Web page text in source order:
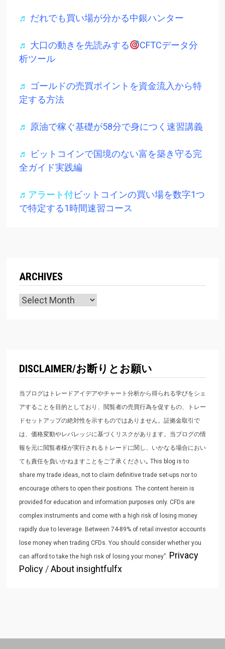
♬ だれでも買い場が分かる中銀ハンター
♬ 大口の動きを先読みする
CFTCデータ分
析ツール
♬ ゴールドの売買ポイントを資金流入から特
定する方法
♬ 原油で稼ぐ基礎が58分で身につく速習講義
♬
ビットコインで国境のない富を築き守る完
全ガイド実践編
♬アラート付ビットコインの買い場を数字1つ
で特定する1時間速習コース
ARCHIVES
Archives
DISCLAIMER/お断りとお願い
当ブログはトレードアイデアやチャート分析から得られる学びをシェ
アすることを目的としており、閲覧者の売買行為を促すもの、トレー
ドセットアップの絶対性を示すものではありません。証拠金取引で
は、価格変動やレバレッジに基づくリスクがあります。当ブログの情
報を元に閲覧者様が実行されるトレードに関し、いかなる場合におい
ても責任を負いかねますことをご了承ください｡ This blog is to
share my trade ideas, not to claim definitive trade set-ups nor to
encourage others to open their positions. The content herein is
provided for education and information purposes only. CFDs are
complex instruments and come with a high risk of losing money
rapidly due to leverage. Between 74-89% of retail investor accounts
lose money when trading CFDs. You should consider whether you
can afford to take the high risk of losing your money”. Privacy
Policy/About insightfulfx